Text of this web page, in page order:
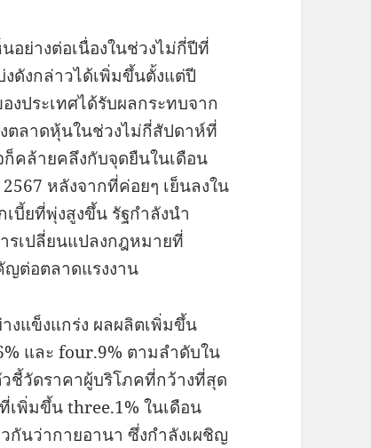
ย่างต่อเนื่องในช่วงไม่กี่ปีที่
ดังกล่าวได้เพิ่มขึ้นตั้งแต่ปี
งประเทศได้รับผลกระทบจาก
ตลาดหุ้นในช่วงไม่กี่สัปดาห์ที่
คล้ายคลึงกับจุดยืนในเดือน
หลังจากที่ค่อยๆ เย็นลงใน
บี้ยที่พุ่งสูงขึ้น รัฐกำลังนำ
รเปลี่ยนแปลงกฎหมายที่
ญต่อตลาดแรงงาน
งแข็งแกร่ง ผลผลิตเพิ่มขึ้น
และ four.9% ตามลำดับใน
ชี้วัดราคาผู้บริโภคที่กว้างที่สุด
พิ่มขึ้น three.1% ในเดือน
กันว่ากายอานา ซึ่งกำลังเผชิญ